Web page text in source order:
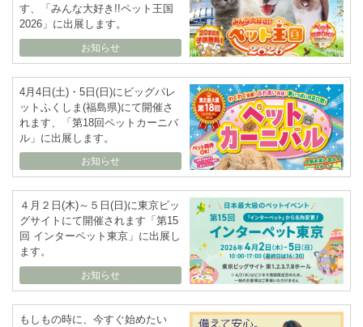
す、「みんな大好き!!ペット王国
2026」に出展します。
お知らせ
4月4日(土)・5日(日)にビッグパレ
ットふくしま(福島県)にて開催さ
れます、「第18回ペットカーニバ
ル」に出展します。
お知らせ
４月２日(木)～５日(日)に東京ビッ
グサイトにて開催されます「第15
回 インターペット東京」に出展し
ます。
お知らせ
もしもの時に、今すぐ始めたい